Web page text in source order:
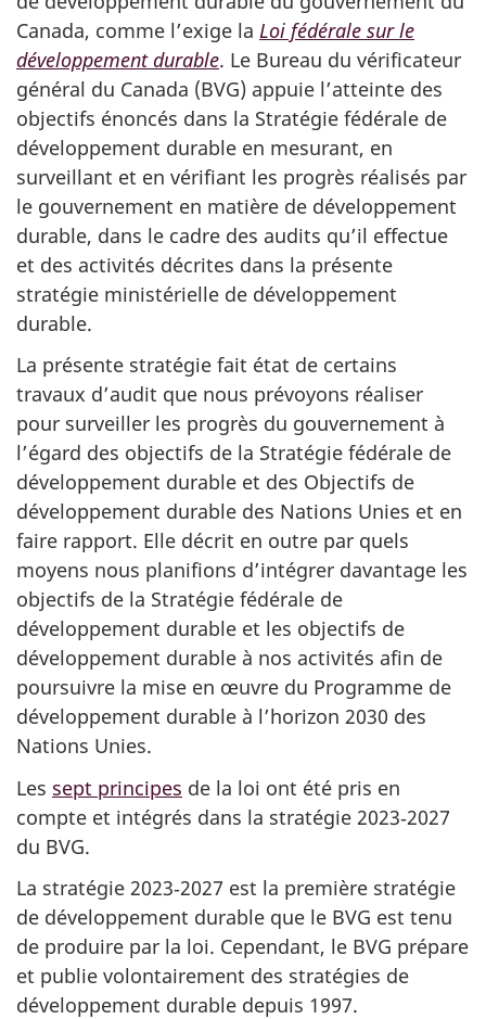
Canada, comme l’exige la Loi fédérale sur le
développement durable. Le Bureau du vérificateur
général du Canada (BVG) appuie l’atteinte des
objectifs énoncés dans la Stratégie fédérale de
développement durable en mesurant, en
surveillant et en vérifiant les progrès réalisés par
le gouvernement en matière de développement
durable, dans le cadre des audits qu’il effectue
et des activités décrites dans la présente
stratégie ministérielle de développement
durable.
La présente stratégie fait état de certains
travaux d’audit que nous prévoyons réaliser
pour surveiller les progrès du gouvernement à
l’égard des objectifs de la Stratégie fédérale de
développement durable et des Objectifs de
développement durable des Nations Unies et en
faire rapport. Elle décrit en outre par quels
moyens nous planifions d’intégrer davantage les
objectifs de la Stratégie fédérale de
développement durable et les objectifs de
développement durable à nos activités afin de
poursuivre la mise en œuvre du Programme de
développement durable à l’horizon 2030 des
Nations Unies.
Les sept principes de la loi ont été pris en
compte et intégrés dans la stratégie 2023‑2027
du BVG.
La stratégie 2023‑2027 est la première stratégie
de développement durable que le BVG est tenu
de produire par la loi. Cependant, le BVG prépare
et publie volontairement des stratégies de
développement durable depuis 1997.